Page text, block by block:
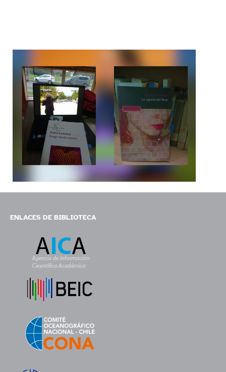
ENLACES DE BIBLIOTECA